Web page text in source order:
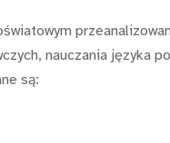
nauczania języka
są: